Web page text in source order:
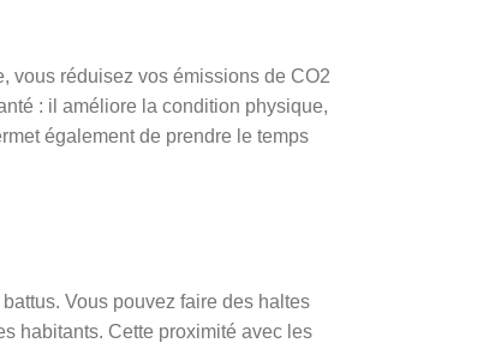
vous réduisez vos émissions de CO2
: il améliore la condition physique,
également de prendre le temps
battus. Vous pouvez faire des haltes
habitants. Cette proximité avec les